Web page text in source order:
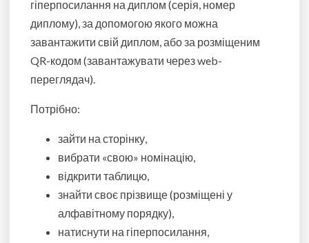
гіперпосилання на диплом (серія, номер
диплому), за допомогою якого можна
завантажити свій диплом, або за розміщеним
QR-кодом (завантажувати через web-
переглядач).
Потрібно:
зайти на сторінку,
вибрати «свою» номінацію,
відкрити таблицю,
знайти своє прізвище (розміщені у
алфавітному порядку),
натиснути на гіперпосилання,